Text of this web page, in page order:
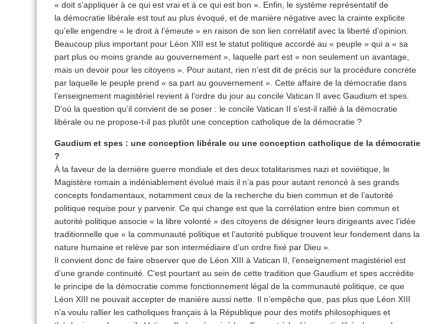
« doit s’appliquer à ce qui est vrai et à ce qui est bon ». Enfin, le système représentatif de
la démocratie libérale est tout au plus évoqué, et de manière négative avec la crainte explicite
qu’elle engendre « le droit à l’émeute » en raison de son lien corrélatif avec la liberté d’opinion.
Beaucoup plus important pour Léon XIII est le statut politique accordé au « peuple » qui a « sa
part plus ou moins grande au gouvernement », laquelle part est « non seulement un avantage,
mais un devoir pour les citoyens ». Pour autant, rien n’est dit de précis sur la procédure concrète
par laquelle le peuple prend « sa part au gouvernement ». Cette affaire de la démocratie dans
l’enseignement magistériel revient à l’ordre du jour au concile Vatican II avec Gaudium et spes.
D’où la question qu’il convient de se poser : le concile Vatican II s’est-il rallié à la démocratie
libérale ou ne propose-t-il pas plutôt une conception catholique de la démocratie ?
Gaudium et spes : une conception libérale ou une conception catholique de la démocratie
?
À la faveur de la dernière guerre mondiale et des deux totalitarismes nazi et soviétique, le
Magistère romain a indéniablement évolué mais il n’a pas pour autant renoncé à ses grands
concepts fondamentaux, notamment ceux de la recherche du bien commun et de l’autorité
politique requise pour y parvenir. Ce qui change est que la corrélation entre bien commun et
autorité politique associe « la libre volonté » des citoyens de désigner leurs dirigeants avec l’idée
traditionnelle que « la communauté politique et l’autorité publique trouvent leur fondement dans la
nature humaine et relève par son intermédiaire d’un ordre fixé par Dieu ».
Il convient donc de faire observer que de Léon XIII à Vatican II, l’enseignement magistériel est
d’une grande continuité. C’est pourtant au sein de cette tradition que Gaudium et spes accrédite
le principe de la démocratie comme fonctionnement légal de la communauté politique, ce que
Léon XIII ne pouvait accepter de manière aussi nette. Il n’empêche que, pas plus que Léon XIII
n’a voulu rallier les catholiques français à la République pour des motifs philosophiques et